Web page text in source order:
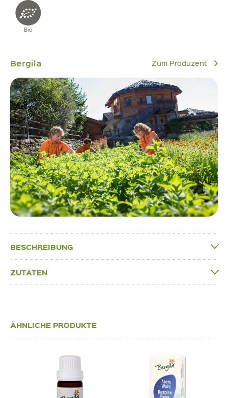
Bio
Bergila Zum Produzent
BESCHREIBUNG
ZUTATEN
ÄHNLICHE PRODUKTE